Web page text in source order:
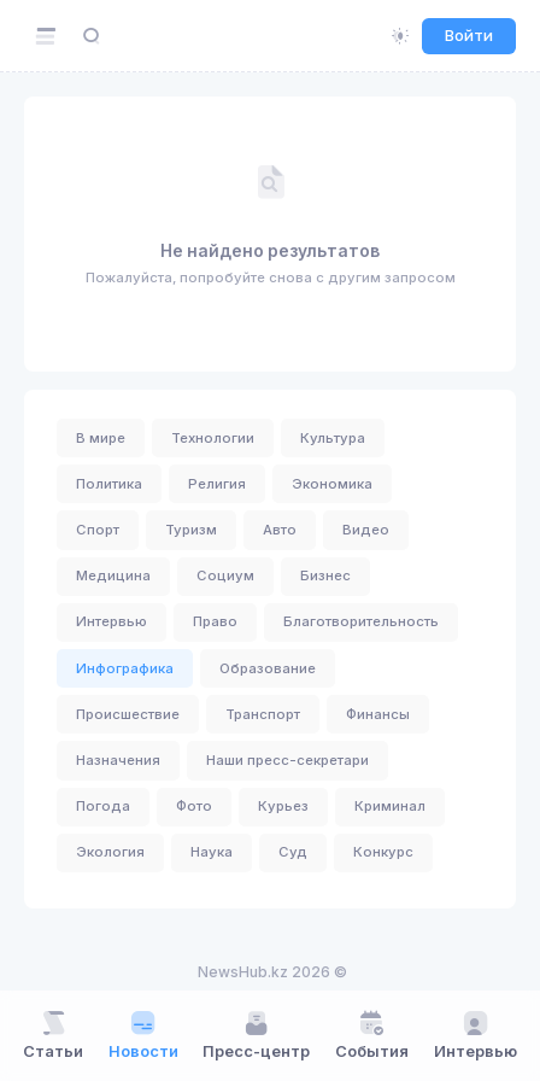
Войти
Не найдено результатов
Пожалуйста, попробуйте снова с другим запросом
В мире Технологии Культура
Политика Религия Экономика
Спорт Туризм Авто Видео
Медицина Социум Бизнес
Интервью Право Благотворительность
Инфографика Образование
Происшествие Транспорт Финансы
Назначения Наши пресс-секретари
Погода Фото Курьез Криминал
Экология Наука Суд Конкурс
NewsHub.kz 2026 ©
Статьи Новости Пресс-центр События Интервью